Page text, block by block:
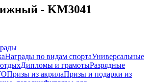
- KM3041
Награды по видам спортаУниверсальные
Дипломы и грамотыРазрядные
Призы из акрилаПризы и подарки из